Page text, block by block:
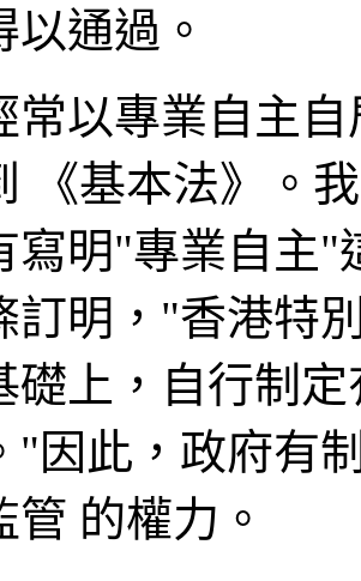
以通過。
常以專業自主
《基本法》。
寫明"專業自主"
訂明，"香港特
礎上，自行制
"因此，政府有
管 的權力。